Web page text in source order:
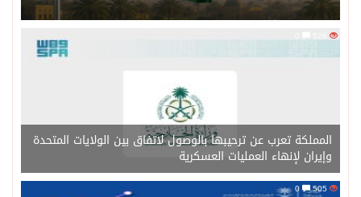
526
المملكة تعرب عن ترحيبها بالوصول لاتفاق بين الولايات المتحدة
وإيران لإنهاء العمليات العسكرية
505